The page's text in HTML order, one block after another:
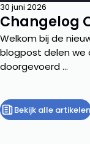
30 juni 2026
Changelog
Welkom bij de
blogpost delen we
doorgevoerd ...
Bekijk alle artikelen